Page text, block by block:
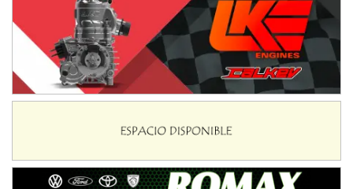
El Timbó (Tucumán)
COBERTURA ESPECIAL DE E-KART.COM.AR
08/09-AGO
IAME SERIES ARGENTINA 6
Ramiro Tot (Asfalto)
Trenque Lauquen (Buenos Aires)